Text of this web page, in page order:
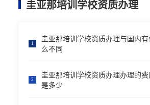
圭亚那培训学校资质办理
1
圭亚那培训学校资质办理与国内有
么不同
2
圭亚那培训学校资质办理办理的费
是多少